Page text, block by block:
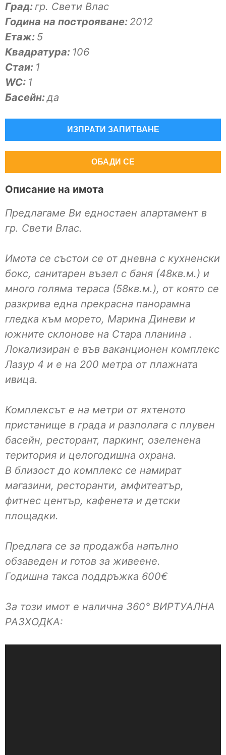
Описание на имота
Предлагаме Ви едностаен апартамент в
гр. Свети Влас.
Имота се състои се от дневна с кухненски
бокс, санитарен възел с баня (48кв.м.) и
много голяма тераса (58кв.м.), от която се
разкрива една прекрасна панорамна
гледка към морето, Марина Диневи и
южните склонове на Стара планина .
Локализиран е във ваканционен комплекс
Лазур 4 и е на 200 метра от плажната
ивица.
Комплексът е на метри от яхтеното
пристанище в града и разполага с плувен
басейн, ресторант, паркинг, озеленена
територия и целогодишна охрана.
В близост до комплекс се намират
магазини, ресторанти, амфитеатър,
фитнес център, кафенета и детски
площадки.
Предлага се за продажба напълно
обзаведен и готов за живеене.
Годишна такса поддръжка 600€
За този имот е налична 360° ВИРТУАЛНА
РАЗХОДКА:
Град:гр. Свети Влас
Година на построяване:2012
Eтаж: 5
Квадратура: 106
Стаи: 1
WC: 1
Басейн:да
ИЗПРАТИ ЗАПИТВАНЕ
ОБАДИ СЕ